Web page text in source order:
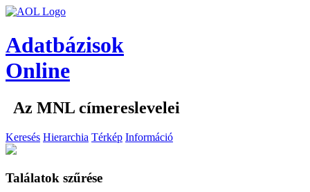
Adatbázisok
Online
Az MNL címereslevelei
Keresés Hierarchia Térkép Információ
Találatok szűrése